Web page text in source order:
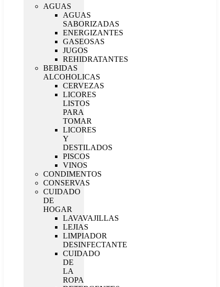
AGUAS
AGUAS
SABORIZADAS
ENERGIZANTES
GASEOSAS
JUGOS
REHIDRATANTES
BEBIDAS
ALCOHOLICAS
CERVEZAS
LICORES
LISTOS
PARA
TOMAR
LICORES
Y
DESTILADOS
PISCOS
VINOS
CONDIMENTOS
CONSERVAS
CUIDADO
DE
HOGAR
LAVAVAJILLAS
LEJIAS
LIMPIADOR
DESINFECTANTE
CUIDADO
DE
LA
ROPA